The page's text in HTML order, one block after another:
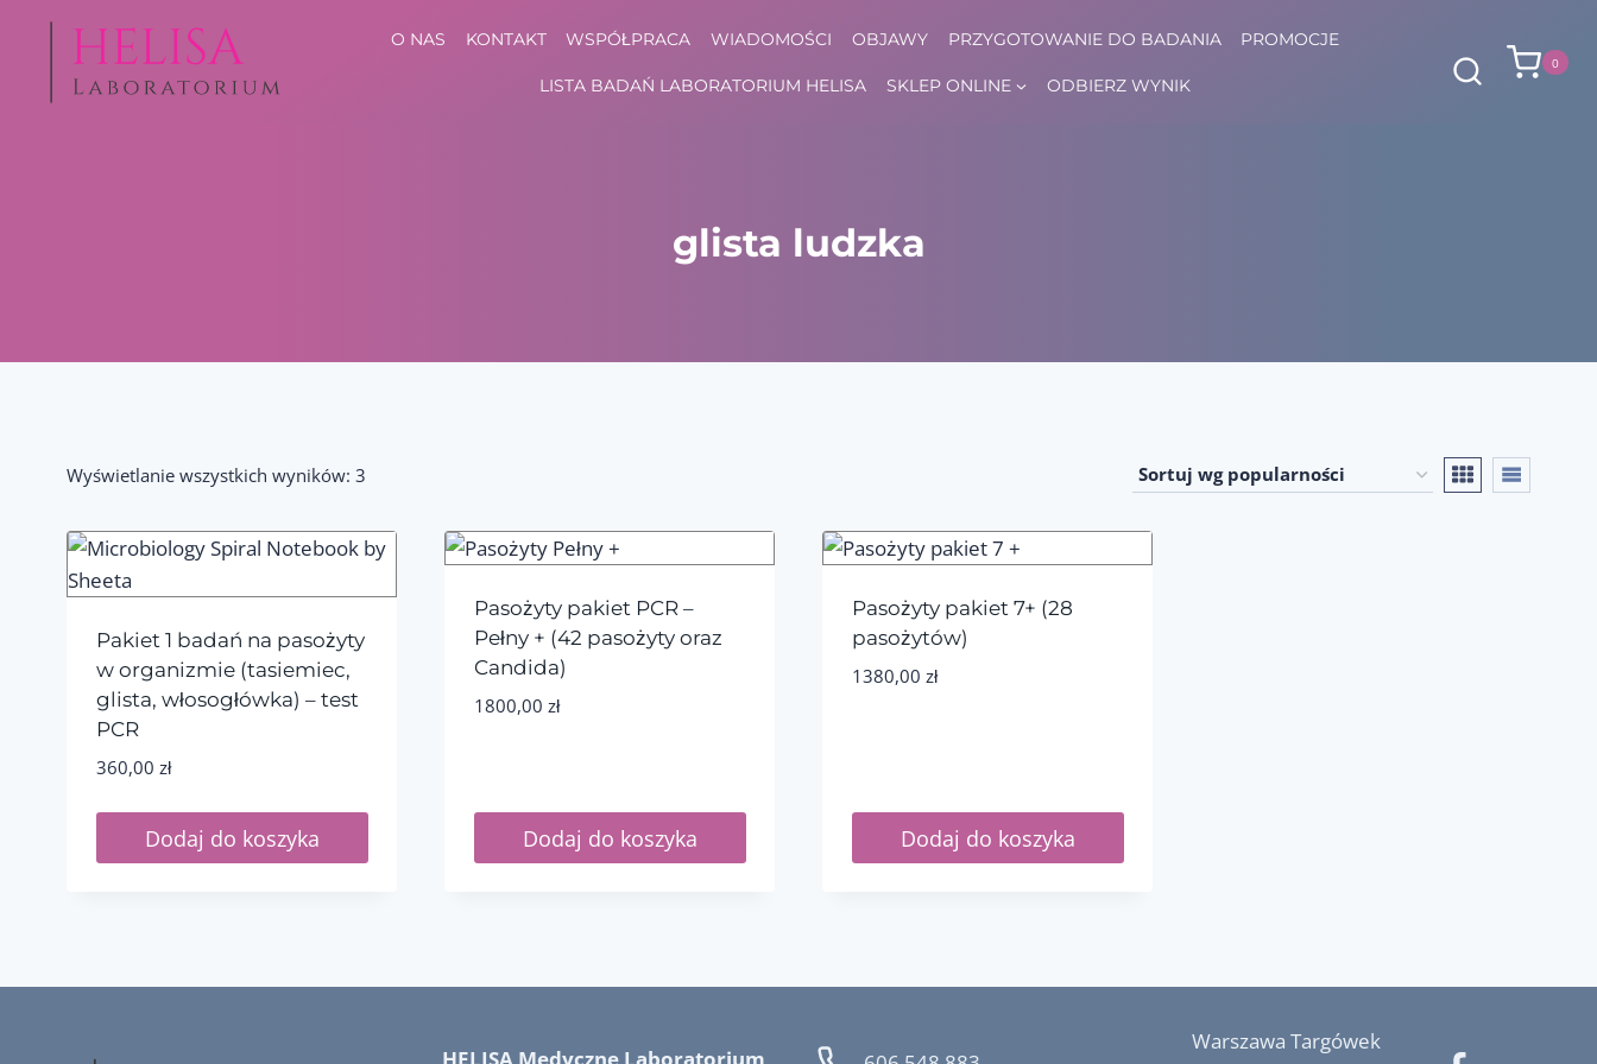
Przejdź
O NAS KONTAKT WSPÓŁPRACA WIADOMOŚCI OBJAWY PRZYGOTOWANIE DO BADANIA PROMOCJE
LISTA BADAŃ LABORATORIUM HELISA SKLEP ONLINE ODBIERZ WYNIK
0
glista ludzka
Wyświetlanie wszystkich wyników: 3
popularności
Pakiet 1 badań na pasożyty
w organizmie (tasiemiec,
glista, włosogłówka) – test
PCR
360,00 zł
Dodaj do koszyka
Pasożyty pakiet PCR –
Pełny + (42 pasożyty oraz
Candida)
1800,00 zł
Dodaj do koszyka
Pasożyty pakiet 7+ (28
pasożytów)
1380,00 zł
Dodaj do koszyka
HELISA Medyczne Laboratorium
Warszawa Targówek